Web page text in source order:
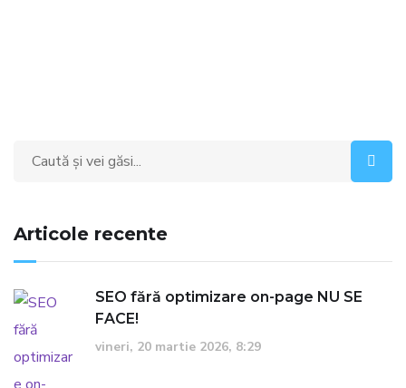
Search
Articole recente
SEO fără optimizare on-page NU SE
FACE!
vineri, 20 martie 2026, 8:29